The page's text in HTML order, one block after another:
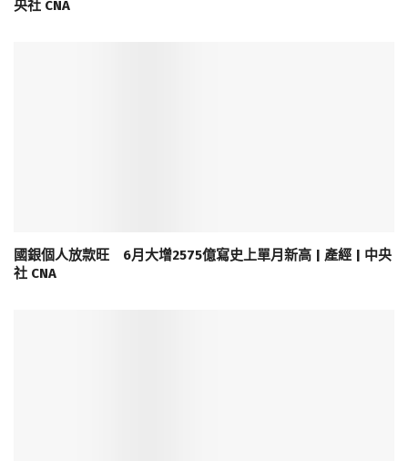
央社 CNA
國銀個人放款旺 6月大增2575億寫史上單月新高 | 產經 | 中央
社 CNA